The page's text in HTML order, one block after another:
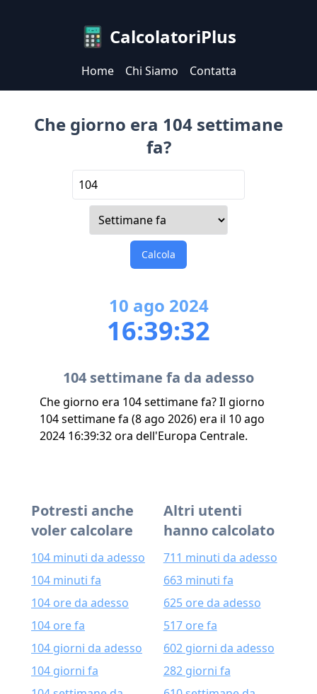
CalcolatoriPlus
Home Chi Siamo Contatta
Che giorno era 104 settimane
fa?
Calcola
10 ago 2024
16:39:32
104 settimane fa da adesso
Che giorno era 104 settimane fa? Il giorno
104 settimane fa (8 ago 2026) era il 10 ago
2024 16:39:32 ora dell'Europa Centrale.
Potresti anche
voler calcolare
104 minuti da adesso
104 minuti fa
104 ore da adesso
104 ore fa
104 giorni da adesso
104 giorni fa
Altri utenti
hanno calcolato
711 minuti da adesso
663 minuti fa
625 ore da adesso
517 ore fa
602 giorni da adesso
282 giorni fa